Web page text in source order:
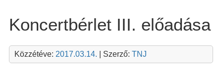
Koncertbérlet III. előadása
Közzétéve: 2017.03.14. | Szerző: TNJ